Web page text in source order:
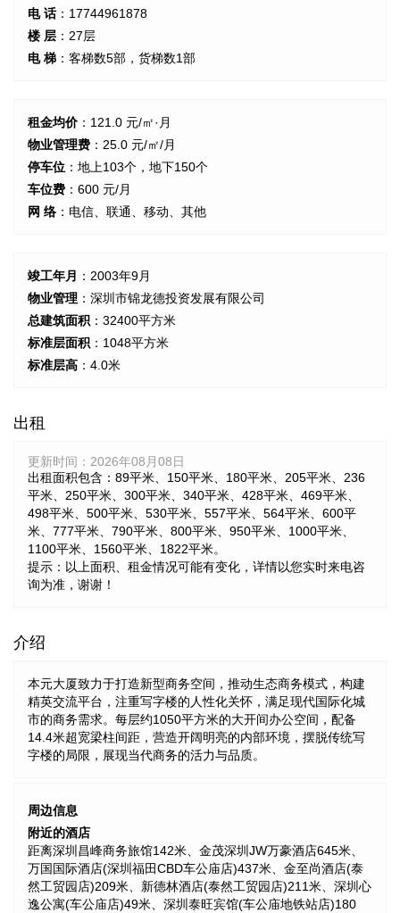
电 话：17744961878
楼 层 ：27层
电 梯 ：客梯数5部，货梯数1部
租金均价：121.0 元/㎡·月
物业管理费 ：25.0 元/㎡/月
停车位 ：地上103个，地下150个
车位费 ：600 元/月
网 络 ：电信、联通、移动、其他
竣工年月
：2003年9月
物业管理 ：深圳市锦龙德投资发展有限公司
总建筑面积 ：32400平方米
标准层面积 ：1048平方米
标准层高 ：4.0米
出租
更新时间： 2026年08月08日
出租面积包含：89平米、150平米、180平米、205平米、236
平米、250平米、300平米、340平米、428平米、469平米、
498平米、500平米、530平米、557平米、564平米、600平
米、777平米、790平米、800平米、950平米、1000平米、
1100平米、1560平米、1822平米。
提示：以上面积、租金情况可能有变化，详情以您实时来电咨
询为准，谢谢！
介绍
本元大厦致力于打造新型商务空间，推动生态商务模式，构建
精英交流平台，注重写字楼的人性化关怀，满足现代国际化城
市的商务需求。每层约1050平方米的大开间办公空间，配备
14.4米超宽梁柱间距，营造开阔明亮的内部环境，摆脱传统写
字楼的局限，展现当代商务的活力与品质。
周边信息
附近的酒店
距离深圳昌峰商务旅馆142米、金茂深圳JW万豪酒店645米、
万国国际酒店(深圳福田CBD车公庙店)437米、金至尚酒店(泰
然工贸园店)209米、新德林酒店(泰然工贸园店)211米、深圳心
逸公寓(车公庙店)49米、深圳泰旺宾馆(车公庙地铁站店)180